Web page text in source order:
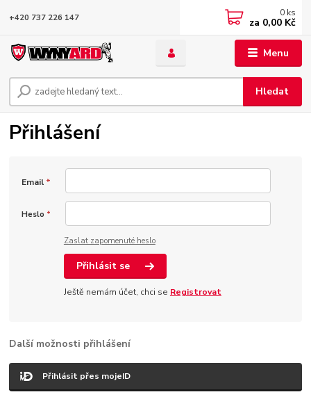
Menu
Hledat
+420 737 226 147 0 ks
za 0,00 Kč
Přihlášení
Email *
Heslo *
Zaslat zapomenuté heslo
Přihlásit se
Ještě nemám účet, chci se Registrovat
Další možnosti přihlášení
Přihlásit přes mojeID